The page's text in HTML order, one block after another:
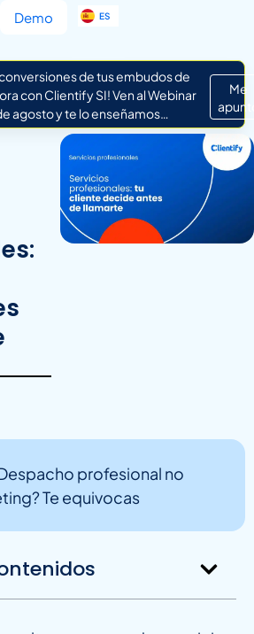
Demo ES
IT
de tus embudos de
con Clientify SI! Ven al Webinar
agosto y te lo enseñamos…
Me
profesional no
Te equivocas